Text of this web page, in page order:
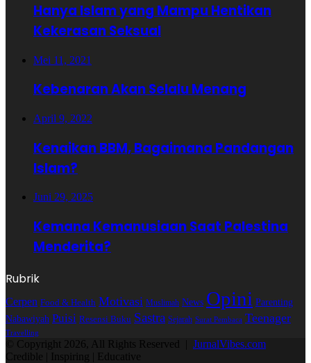
Hanya Islam yang Mampu Hentikan
Kekerasan Seksual
Mei 11, 2021
Kebenaran Akan Selalu Menang
April 9, 2022
Kenaikan BBM, Bagaimana Pandangan
Islam?
Juni 29, 2025
Kemana Kemanusiaan Saat Palestina
Menderita?
Rubrik
Cerpen Food & Health Motivasi Muslimah News Opini Parenting
Nabawiyah Puisi Resensi Buku Sastra Sejarah Surat Pembaca Teenager
Travelling
© Copyright 2026, All Rights Reserved | JurnalVibes.com
Credible | Inspiring | Educative